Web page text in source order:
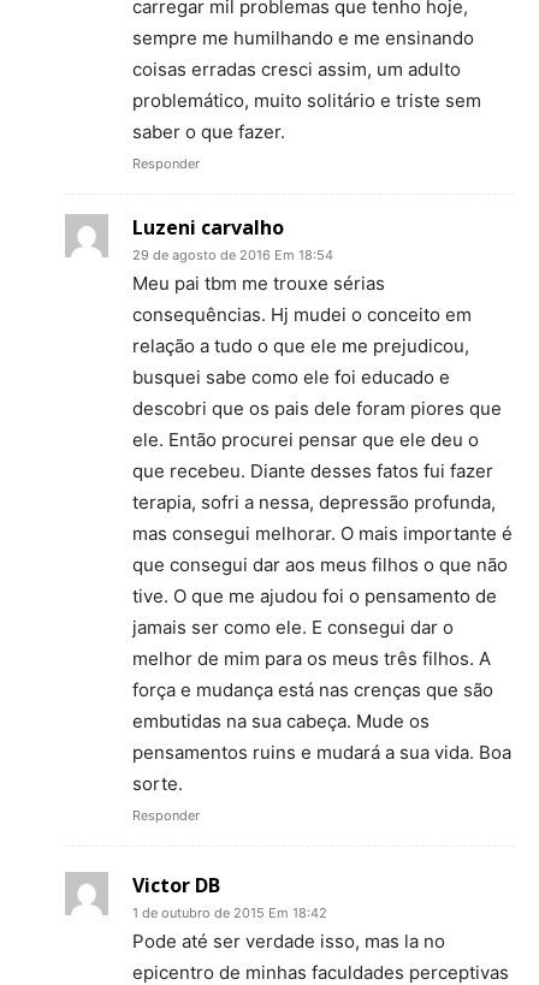
carregar mil problemas que tenho hoje,
sempre me humilhando e me ensinando
coisas erradas cresci assim, um adulto
problemático, muito solitário e triste sem
saber o que fazer.
Responder
Luzeni carvalho
29 de agosto de 2016 Em 18:54
Meu pai tbm me trouxe sérias
consequências. Hj mudei o conceito em
relação a tudo o que ele me prejudicou,
busquei sabe como ele foi educado e
descobri que os pais dele foram piores que
ele. Então procurei pensar que ele deu o
que recebeu. Diante desses fatos fui fazer
terapia, sofri a nessa, depressão profunda,
mas consegui melhorar. O mais importante é
que consegui dar aos meus filhos o que não
tive. O que me ajudou foi o pensamento de
jamais ser como ele. E consegui dar o
melhor de mim para os meus três filhos. A
força e mudança está nas crenças que são
embutidas na sua cabeça. Mude os
pensamentos ruins e mudará a sua vida. Boa
sorte.
Responder
Victor DB
1 de outubro de 2015 Em 18:42
Pode até ser verdade isso, mas la no
epicentro de minhas faculdades perceptivas